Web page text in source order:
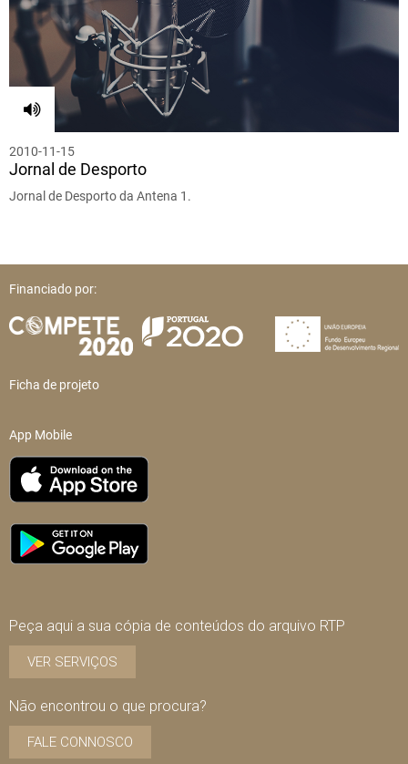
2010-11-15
Jornal de Desporto
Jornal de Desporto da Antena 1.
Financiado por:
Ficha de projeto
App Mobile
Peça aqui a sua cópia de conteúdos do arquivo RTP
VER SERVIÇOS
Não encontrou o que procura?
FALE CONNOSCO